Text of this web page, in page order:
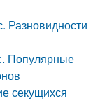
Разновидности
Популярные
секущихся